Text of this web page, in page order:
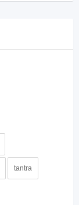
tantra